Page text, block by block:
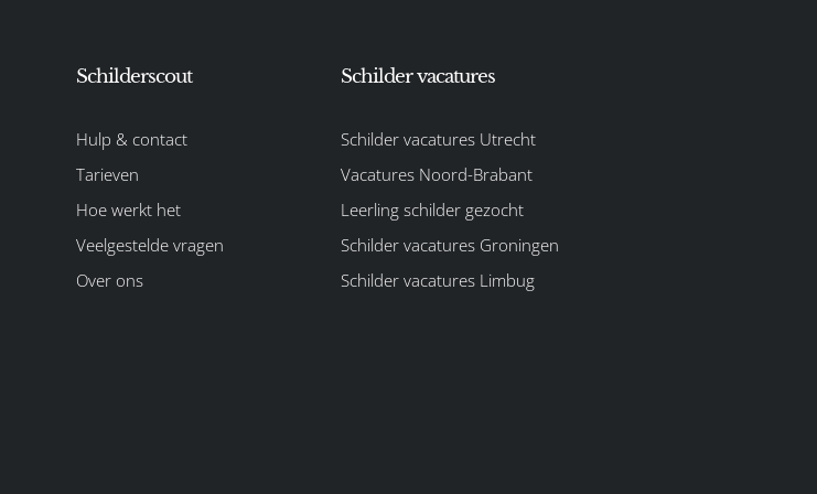
Schilderscout
Hulp & contact
Tarieven
Hoe werkt het
Veelgestelde vragen
Over ons
Schilder vacatures
Schilder vacatures Utrecht
Vacatures Noord-Brabant
Leerling schilder gezocht
Schilder vacatures Groningen
Schilder vacatures Limbug